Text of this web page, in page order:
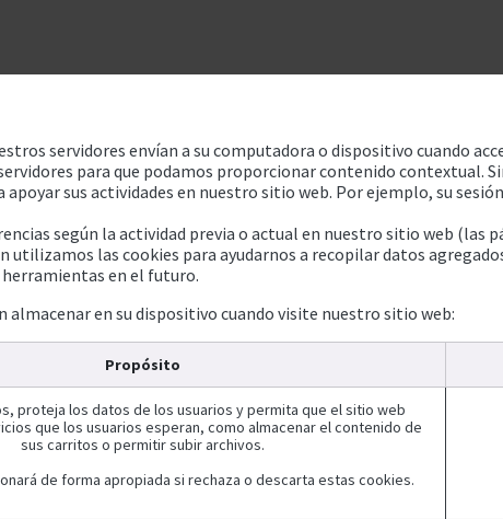
servidores envían a su computadora o dispositivo cuando
para que podamos proporcionar contenido contextual.
sus actividades en nuestro sitio web. Por ejemplo, su
según la actividad previa o actual en nuestro sitio web (las
las cookies para ayudarnos a recopilar datos
en el futuro.
almacenar en su dispositivo cuando visite nuestro sitio web:
Propósito
proteja los datos de los usuarios y permita que el sitio web
que los usuarios esperan, como almacenar el contenido de
sus carritos o permitir subir archivos.
de forma apropiada si rechaza o descarta estas cookies.